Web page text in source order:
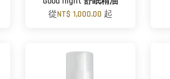
從NT$ 1,000.00 起